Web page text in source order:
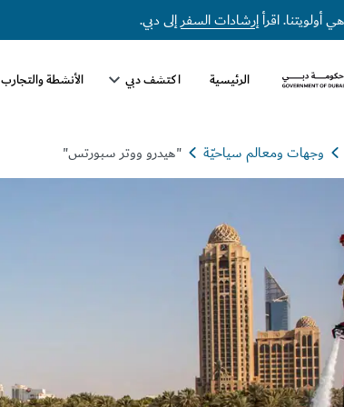
أولويتنا. اقرأإرشادات السفرإلى دبي.
الرئيسية اكتشف دبي الأنشطة والتجارب
وجهات ومعالم سياحيّة "هيدرو ووتر سبورتس"